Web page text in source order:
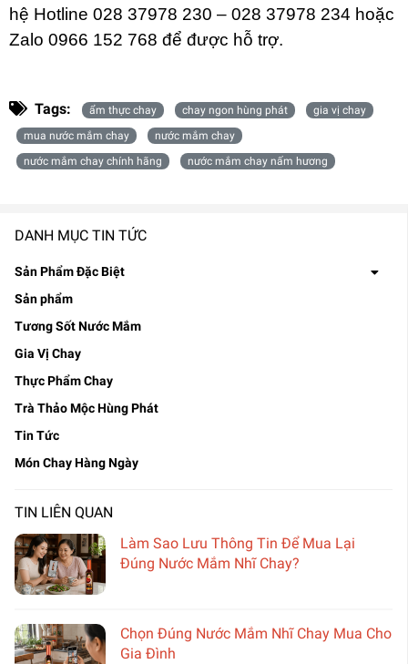
DANH MỤC TIN TỨC
Sản Phẩm Đặc Biệt
Sản phẩm
Tương Sốt Nước Mắm
Gia Vị Chay
Thực Phẩm Chay
Trà Thảo Mộc Hùng Phát
Tin Tức
Món Chay Hàng Ngày
TIN LIÊN QUAN
Làm Sao Lưu Thông Tin Để Mua Lại
Đúng Nước Mắm Nhĩ Chay?
Chọn Đúng Nước Mắm Nhĩ Chay Mua Cho
Gia Đình
hệ Hotline 028 37978 230 – 028 37978 234 hoặc
Zalo 0966 152 768 để được hỗ trợ.
Tags: ẩm thực chay chay ngon hùng phát
gia vị chay
mua nước mắm chay
nước mắm chay
nước mắm chay chính hãng
nước mắm chay nấm hương